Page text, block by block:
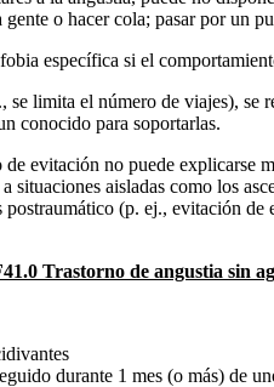
gente o hacer cola; pasar por un
específica si el
se limita el número de viajes), se
conocido para soportarlas.
de evitación no puede
situaciones aisladas como los
(p. ej., evitación
Trastorno de angustia sin
durante 1 mes (o más) de